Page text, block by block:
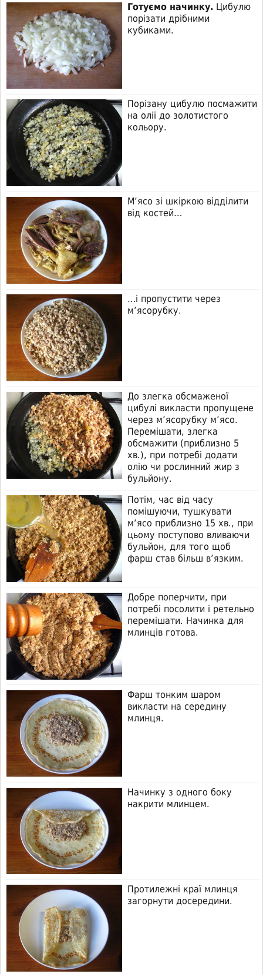
Готуємо начинку. Цибулю
порізати дрібними
кубиками.
Порізану цибулю посмажити
на олії до золотистого
кольору.
М’ясо зі шкіркою відділити
від костей…
…і пропустити через
м’ясорубку.
До злегка обсмаженої
цибулі викласти пропущене
через м’ясорубку м’ясо.
Перемішати, злегка
обсмажити (приблизно 5
хв.), при потребі додати
олію чи рослинний жир з
бульйону.
Потім, час від часу
помішуючи, тушкувати
м’ясо приблизно 15 хв., при
цьому поступово вливаючи
бульйон, для того щоб
фарш став більш в’язким.
Добре поперчити, при
потребі посолити і ретельно
перемішати. Начинка для
млинців готова.
Фарш тонким шаром
викласти на середину
млинця.
Начинку з одного боку
накрити млинцем.
Протилежні краї млинця
загорнути досередини.